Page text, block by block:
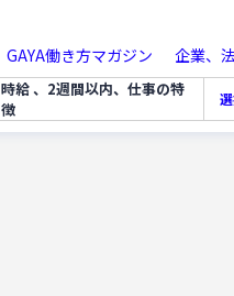
GAYA働き方マガジン 企業、
時給 、2週間以内、仕事の特
徴